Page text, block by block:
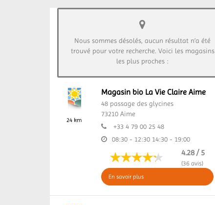
Nous sommes désolés, aucun résultat n’a été
trouvé pour votre recherche. Voici les magasins
les plus proches :
24 km
Magasin bio La Vie Claire Aime
48 passage des glycines
73210 Aime
+33 4 79 00 25 48
08:30 - 12:30 14:30 - 19:00
4.28 / 5
(36 avis)
En savoir plus